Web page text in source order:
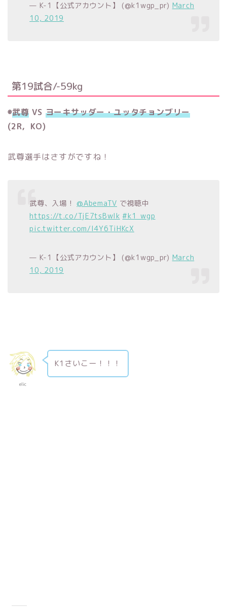
— K-1【公式アカウント】 (@k1wgp_pr) March
10, 2019
第19試合/-59kg
◉武尊 VS ヨーキサッダー・ユッタチョンブリー
(2R，KO)
武尊選手はさすがですね！
武尊、入場！ @AbemaTV で視聴中
https://t.co/TjE7tsBwlk #k1_wgp
pic.twitter.com/I4Y6TiHKcX
— K-1【公式アカウント】 (@k1wgp_pr) March
10, 2019
elic
K1さいこー！！！